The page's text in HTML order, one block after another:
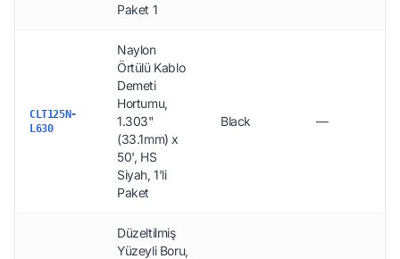
Paket 1
CLT125N-
L630
Naylon
Örtülü Kablo
Demeti
Hortumu,
1.303"
(33.1mm) x
50', HS
Siyah, 1'li
Paket
Black —
Düzeltilmiş
Yüzeyli Boru,